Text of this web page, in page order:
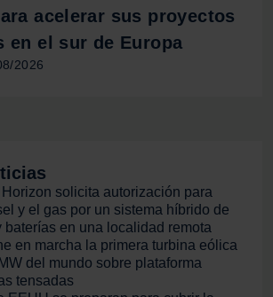
acelerar sus proyectos
en el sur de Europa
2026
Horizon solicita autorización para
y el gas por un sistema híbrido de
baterías en una localidad remota
en marcha la primera turbina eólica
del mundo sobre plataforma
tensadas